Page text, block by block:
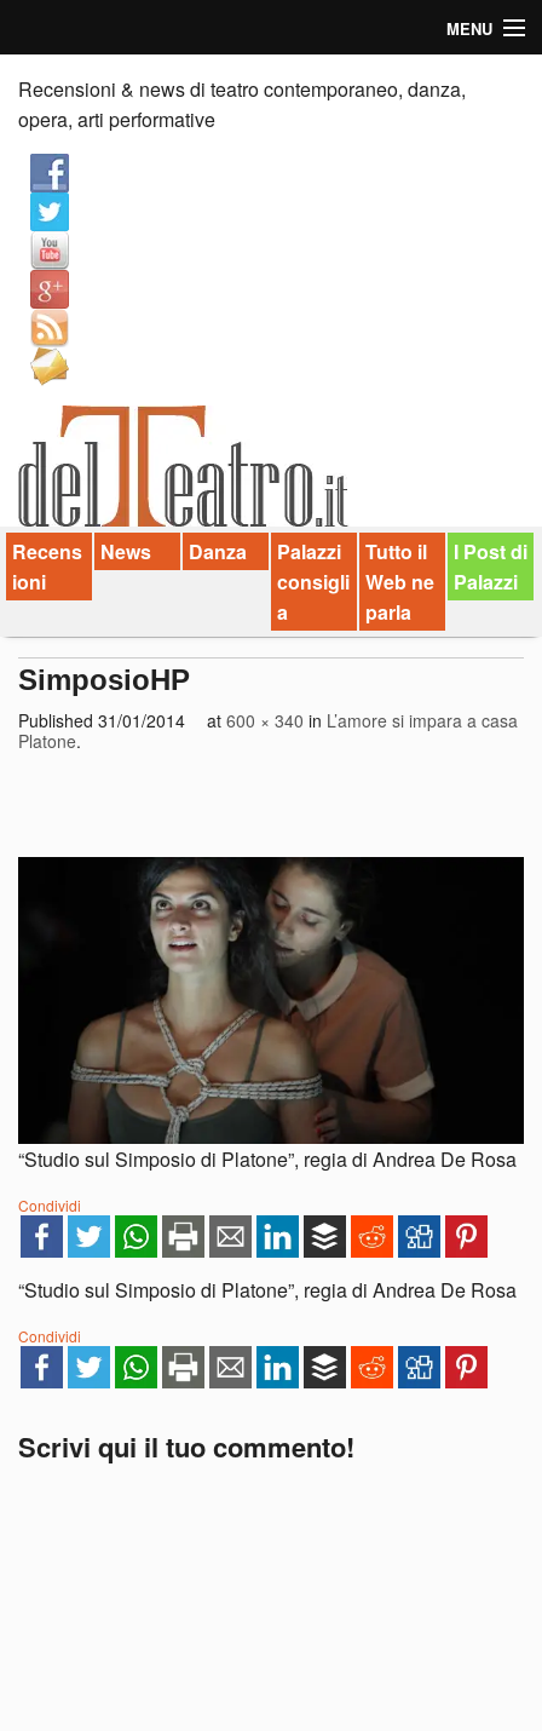
MENU
Home
Recensioni
Anticipazioni
News
Palazzi consiglia
Video
Chi siamo
Contatti
dT in English
Recensioni & news di teatro contemporaneo, danza,
opera, arti performative
Recens
ioni
News Danza
Palazzi
consigli
a
Tutto il
Web ne
parla
I Post di
Palazzi
SimposioHP
Published 31/01/2014 at 600 × 340 in L’amore si impara a casa
Platone.
“Studio sul Simposio di Platone”, regia di Andrea De Rosa
Condividi
“Studio sul Simposio di Platone”, regia di Andrea De Rosa
Condividi
Scrivi qui il tuo commento!